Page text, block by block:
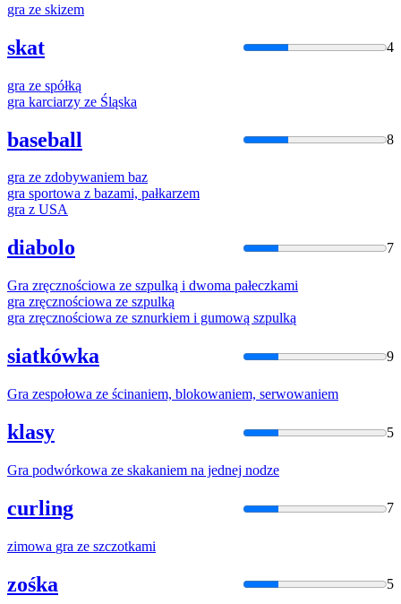
gra ze skizem
skat 4
gra ze spółką
gra karciarzy ze Śląska
baseball 8
gra ze zdobywaniem baz
gra sportowa z bazami, pałkarzem
gra z USA
diabolo 7
Gra zręcznościowa ze szpulką i dwoma pałeczkami
gra zręcznościowa ze szpulką
gra zręcznościowa ze sznurkiem i gumową szpulką
siatkówka 9
Gra zespołowa ze ścinaniem, blokowaniem, serwowaniem
klasy 5
Gra podwórkowa ze skakaniem na jednej nodze
curling 7
zimowa gra ze szczotkami
zośka 5